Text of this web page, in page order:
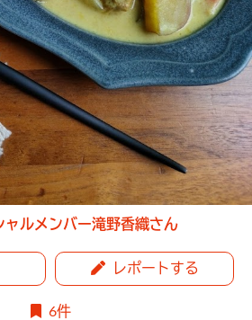
ャルメンバー滝野香織さん
レポートする
6件